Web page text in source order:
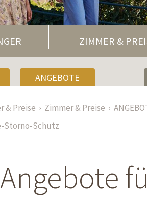
ZIMMER &
ANGEBOTE
& Preise Zimmer & Preise
Storno-Schutz